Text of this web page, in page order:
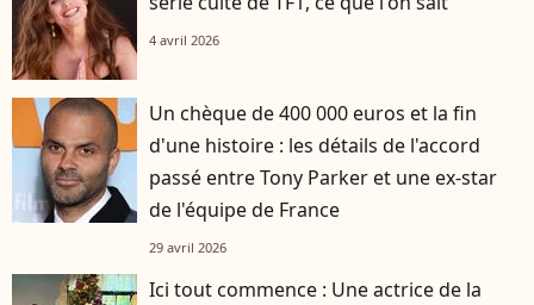
4 avril 2026
Un chèque de 400 000 euros et la fin
d'une histoire : les détails de l'accord
passé entre Tony Parker et une ex-star
de l'équipe de France
29 avril 2026
Ici tout commence : Une actrice de la